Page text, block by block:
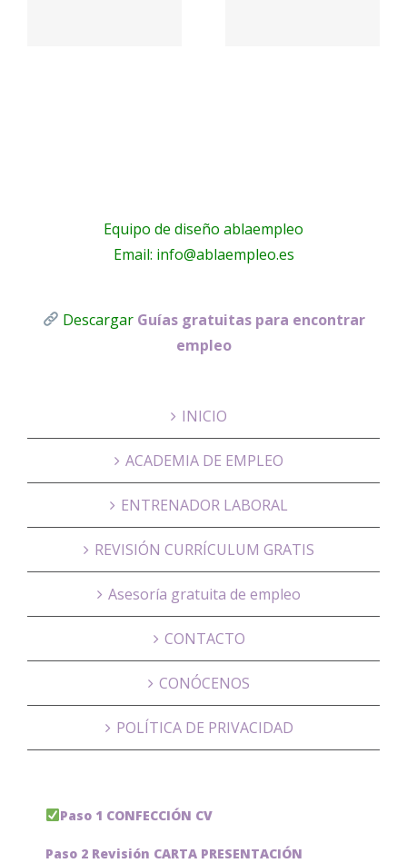
Equipo de diseño ablaempleo
Email: info@ablaempleo.es
Descargar Guías gratuitas para encontrar
empleo
INICIO
ACADEMIA DE EMPLEO
ENTRENADOR LABORAL
REVISIÓN CURRÍCULUM GRATIS
Asesoría gratuita de empleo
CONTACTO
CONÓCENOS
POLÍTICA DE PRIVACIDAD
Paso 1 CONFECCIÓN CV
Paso 2 Revisión CARTA PRESENTACIÓN